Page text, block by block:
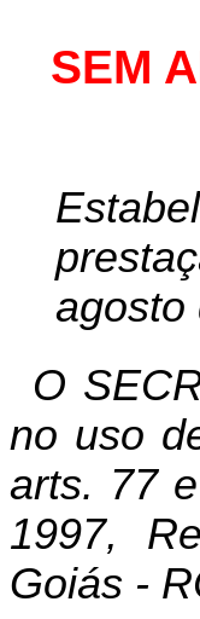
SEM
agosto
O
no uso
arts. 77
1997,
Goiás -